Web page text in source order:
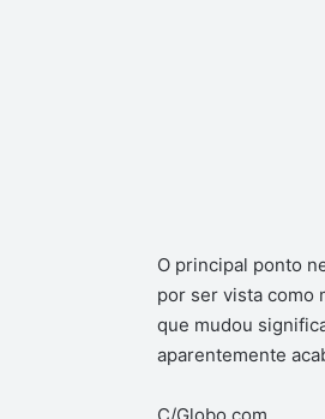
O principal ponto
por ser vista como
que mudou
aparentemente
C/Globo.com